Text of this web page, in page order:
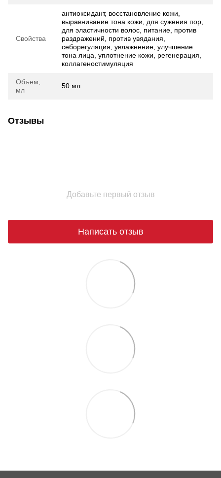
Свойства
антиоксидант, восстановление кожи,
выравнивание тона кожи, для сужения пор,
для эластичности волос, питание, против
раздражений, против увядания,
себорегуляция, увлажнение, улучшение
тона лица, уплотнение кожи, регенерация,
коллагеностимуляция
Объем,
мл
50 мл
Отзывы
Добавьте первый отзыв
Написать отзыв